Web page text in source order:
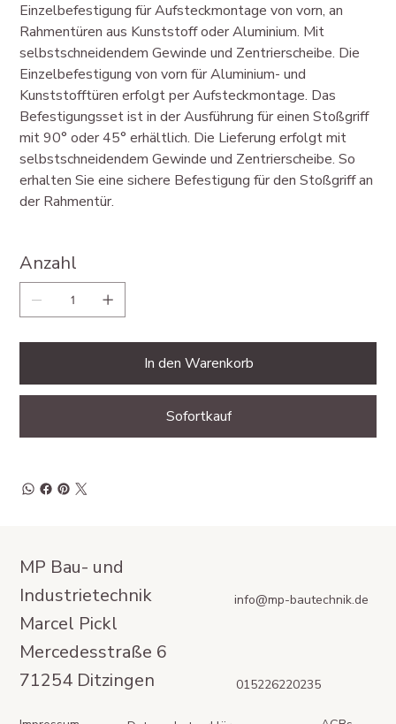
Einzelbefestigung für Aufsteckmontage von vorn, an
Rahmentüren aus Kunststoff oder Aluminium. Mit
selbstschneidendem Gewinde und Zentrierscheibe. Die
Einzelbefestigung von vorn für Aluminium- und
Kunststofftüren erfolgt per Aufsteckmontage. Das
Befestigungsset ist in der Ausführung für einen Stoßgriff
mit 90° oder 45° erhältlich. Die Lieferung erfolgt mit
selbstschneidendem Gewinde und Zentrierscheibe. So
erhalten Sie eine sichere Befestigung für den Stoßgriff an
der Rahmentür.
Anzahl
In den Warenkorb
Sofortkauf
MP Bau- und
Industrietechnik
Marcel Pickl
Mercedesstraße 6
71254 Ditzingen
info@mp-bautechnik.de
015226220235